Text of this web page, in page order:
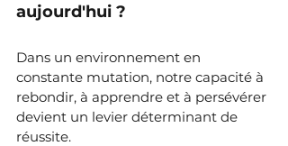
aujourd'hui ?
Dans un environnement en
constante mutation, notre capacité à
rebondir, à apprendre et à persévérer
devient un levier déterminant de
réussite.